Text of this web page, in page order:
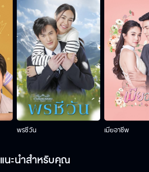
พรชีวัน เมียอาชีพ
แนะนำสำหรับคุณ